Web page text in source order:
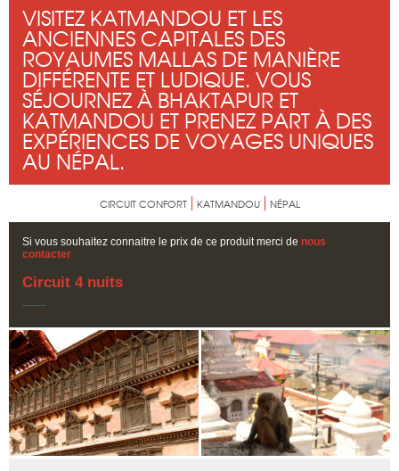
VISITEZ KATMANDOU ET LES
ANCIENNES CAPITALES DES
ROYAUMES MALLAS DE MANIÈRE
DIFFÉRENTE ET LUDIQUE. VOUS
SÉJOURNEZ À BHAKTAPUR ET
KATMANDOU ET PRENEZ PART À DES
EXPÉRIENCES DE VOYAGES UNIQUES
AU NÉPAL.
CIRCUIT CONFORT KATMANDOU NÉPAL
Si vous souhaitez connaitre le prix de ce produit merci de nous
contacter
Circuit 4 nuits